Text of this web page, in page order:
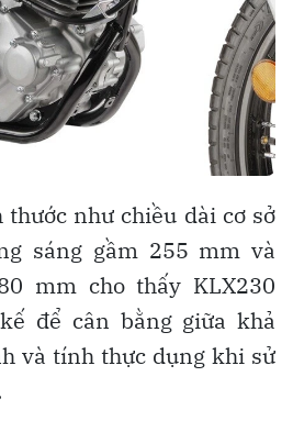
thước như chiều dài cơ sở
sáng gầm 255 mm và
mm cho thấy KLX230
để cân bằng giữa khả
và tính thực dụng khi sử